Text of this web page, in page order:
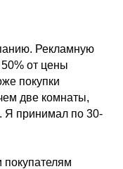
Рекламную
от цены
покупки
две комнаты,
Я принимал по 30-